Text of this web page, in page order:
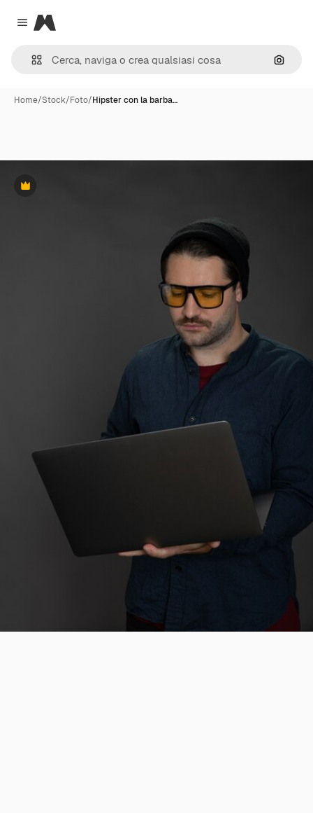
Close menu
Magnific
Cerca
Home/Stock/Foto/Hipster con la barba…
Premium